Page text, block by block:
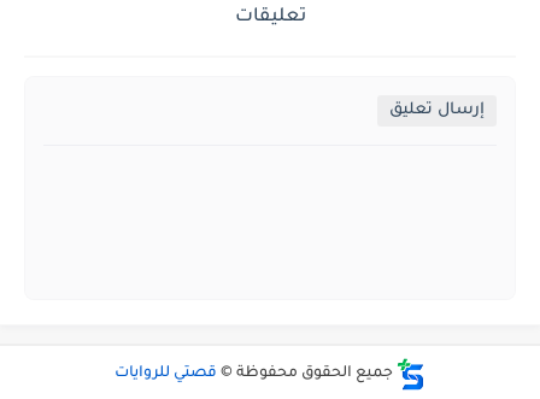
تعليقات
إرسال تعليق
جميع الحقوق محفوظة © قصتي للروايات